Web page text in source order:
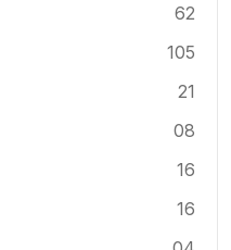
62
105
21
08
16
16